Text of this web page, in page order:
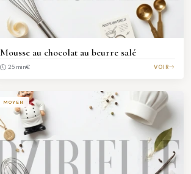
Mousse au chocolat au beurre salé
25 min€ VOIR
MOYEN